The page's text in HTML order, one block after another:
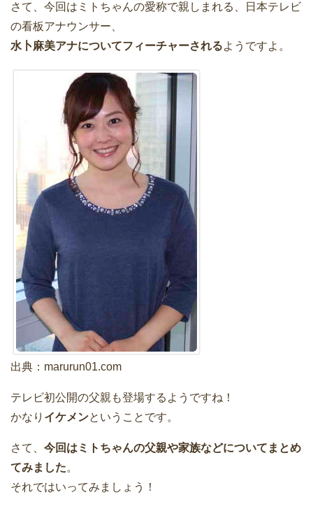
さて、今回はミトちゃんの愛称で親しまれる、日本テレビ
の看板アナウンサー、
水卜麻美アナについてフィーチャーされるようですよ。
出典：marurun01.com
テレビ初公開の父親 も登場するようですね！
かなり イケメンということです。
さて、 今回はミトちゃんの父親や家族などについてまとめ
てみました。
それではいってみましょう！